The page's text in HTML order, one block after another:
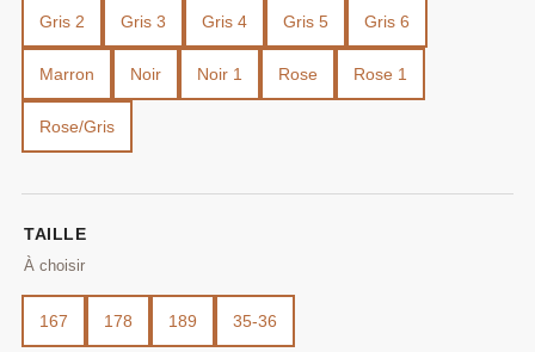
Gris 2 Gris 3 Gris 4 Gris 5 Gris 6
Marron Noir Noir 1 Rose Rose 1
Rose/Gris
TAILLE
167 178 189 35-36